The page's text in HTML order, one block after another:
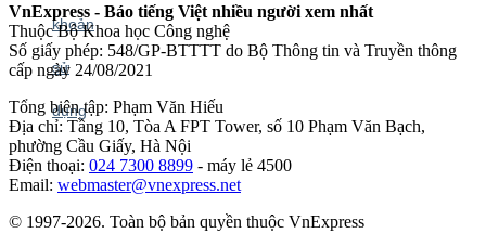
VnExpress - Báo tiếng Việt nhiều người xem nhất
Thuộc Bộ Khoa học Công nghệ
Số giấy phép: 548/GP-BTTTT do Bộ Thông tin và Truyền thông
cấp ngày 24/08/2021
Tổng biên tập: Phạm Văn Hiếu
Địa chỉ: Tầng 10, Tòa A FPT Tower, số 10 Phạm Văn Bạch,
phường Cầu Giấy, Hà Nội
Điện thoại: 024 7300 8899 - máy lẻ 4500
Email: webmaster@vnexpress.net
© 1997-2026. Toàn bộ bản quyền thuộc VnExpress